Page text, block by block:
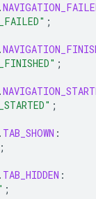
.
;
.
;
.
;
. TAB_SHOWN :
;
. TAB_HIDDEN :
;